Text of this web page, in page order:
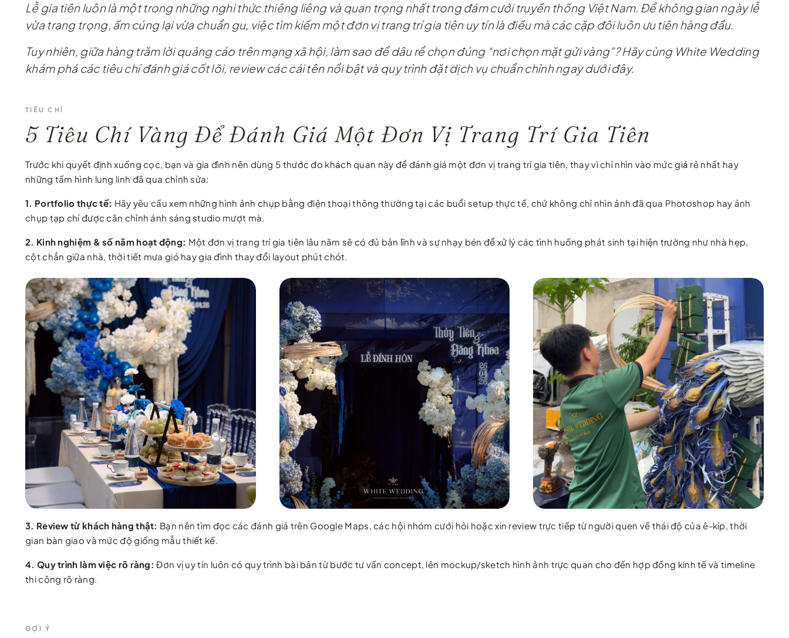
Lễ gia tiên luôn là một trong những nghi thức thiêng liêng và quan trọng nhất trong đám cưới truyền thống Việt Nam. Để không gian ngày lễ
vừa trang trọng, ấm cúng lại vừa chuẩn gu, việc tìm kiếm một đơn vị trang trí gia tiên uy tín là điều mà các cặp đôi luôn ưu tiên hàng đầu.
Tuy nhiên, giữa hàng trăm lời quảng cáo trên mạng xã hội, làm sao để dâu rể chọn đúng “nơi chọn mặt gửi vàng”? Hãy cùng White Wedding
khám phá các tiêu chí đánh giá cốt lõi, review các cái tên nổi bật và quy trình đặt dịch vụ chuẩn chỉnh ngay dưới đây.
TIÊU CHÍ
5 Tiêu Chí Vàng Để Đánh Giá Một Đơn Vị Trang Trí Gia Tiên
Trước khi quyết định xuống cọc, bạn và gia đình nên dùng 5 thước đo khách quan này để đánh giá một đơn vị trang trí gia tiên, thay vì chỉ nhìn vào mức giá rẻ nhất hay
những tấm hình lung linh đã qua chỉnh sửa:
1. Portfolio thực tế: Hãy yêu cầu xem những hình ảnh chụp bằng điện thoại thông thường tại các buổi setup thực tế, chứ không chỉ nhìn ảnh đã qua Photoshop hay ảnh
chụp tạp chí được căn chỉnh ánh sáng studio mượt mà.
2. Kinh nghiệm & số năm hoạt động: Một đơn vị trang trí gia tiên lâu năm sẽ có đủ bản lĩnh và sự nhạy bén để xử lý các tình huống phát sinh tại hiện trường như nhà hẹp,
cột chắn giữa nhà, thời tiết mưa gió hay gia đình thay đổi layout phút chót.
3. Review từ khách hàng thật: Bạn nên tìm đọc các đánh giá trên Google Maps, các hội nhóm cưới hỏi hoặc xin review trực tiếp từ người quen về thái độ của ê-kíp, thời
gian bàn giao và mức độ giống mẫu thiết kế.
4. Quy trình làm việc rõ ràng: Đơn vị uy tín luôn có quy trình bài bản từ bước tư vấn concept, lên mockup/sketch hình ảnh trực quan cho đến hợp đồng kinh tế và timeline
thi công rõ ràng.
GỢI Ý